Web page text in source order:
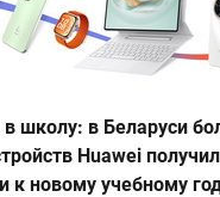
школу: в Беларуси
Huawei
к новому учебному